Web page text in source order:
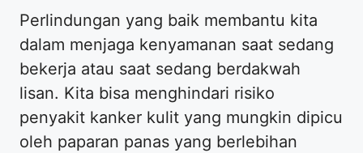
Perlindungan yang baik membantu kita
dalam menjaga kenyamanan saat sedang
bekerja atau saat sedang berdakwah
lisan. Kita bisa menghindari risiko
penyakit kanker kulit yang mungkin dipicu
oleh paparan panas yang berlebihan